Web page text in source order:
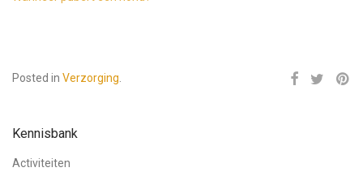
Posted in Verzorging.
Kennisbank
Activiteiten